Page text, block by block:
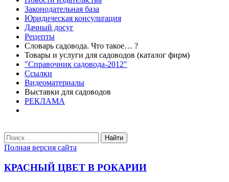
Законодательная база
Юридическая консультация
Дачный досуг
Рецепты
Словарь садовода. Что такое… ?
Товары и услуги для садоводов (каталог фирм)
"Справочник садовода-2012"
Ссылки
Видеоматериалы
Выставки для садоводов
РЕКЛАМА
Найти
Полная версия сайта
КРАСНЫЙ ЦВЕТ В РОКАРИИ